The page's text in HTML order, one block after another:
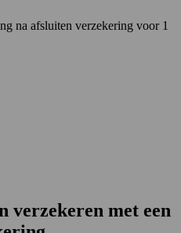
na afsluiten verzekering voor 1
verzekeren met een